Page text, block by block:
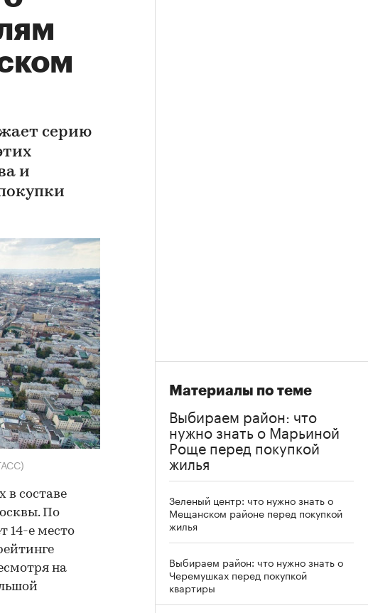
серию
и
в составе
По
14-е место
на
Материалы по теме
Выбираем район: что
нужно знать о Марьиной
Роще перед покупкой
жилья
Зеленый центр: что нужно знать о
Мещанском районе перед покупкой
жилья
Выбираем район: что нужно знать о
Черемушках перед покупкой
квартиры